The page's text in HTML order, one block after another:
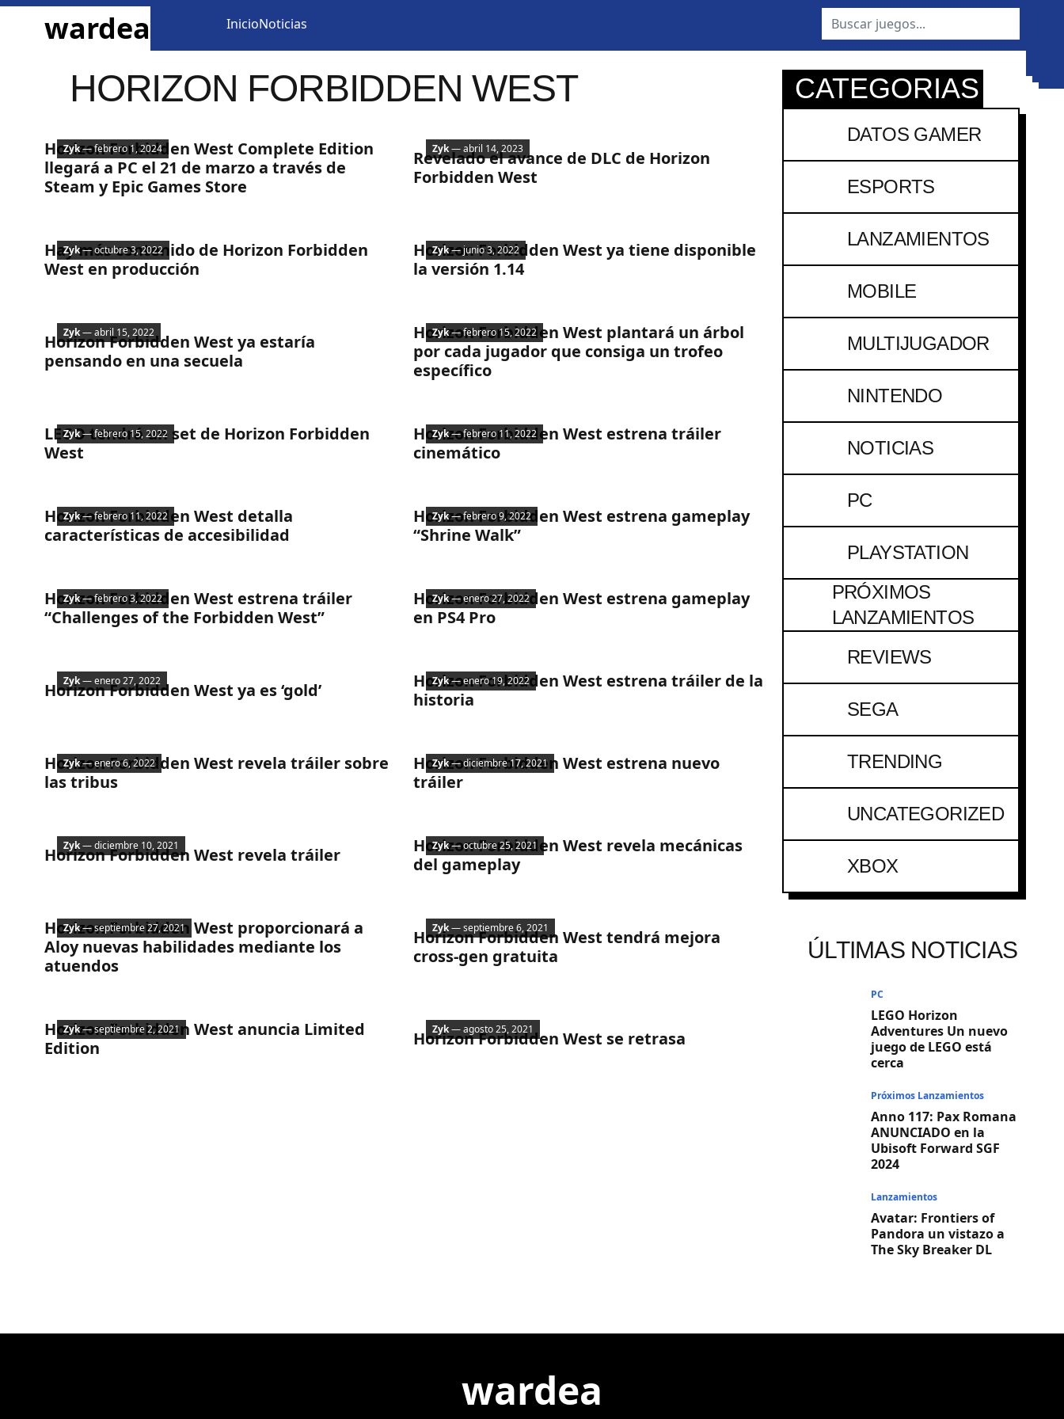
ir al contenidowardea
dark
InicioNoticias
HORIZON FORBIDDEN WEST
Horizon Forbidden West Complete Edition
llegará a PC el 21 de marzo a través de
Steam y Epic Games Store
PC
Zyk— febrero 1, 2024
Revelado el avance de DLC de Horizon
Forbidden West
Zyk— abril 14, 2023
Hay más contenido de Horizon Forbidden
West en producción
Zyk— octubre 3, 2022
Horizon Forbidden West ya tiene disponible
la versión 1.14
Zyk— junio 3, 2022
Horizon Forbidden West ya estaría
pensando en una secuela
Zyk— abril 15, 2022
Horizon Forbidden West plantará un árbol
por cada jugador que consiga un trofeo
específico
Zyk— febrero 15, 2022
LEGO tendrá un set de Horizon Forbidden
West
Zyk— febrero 15, 2022
Horizon Forbidden West estrena tráiler
cinemático
Zyk— febrero 11, 2022
Horizon Forbidden West detalla
características de accesibilidad
Zyk— febrero 11, 2022
Horizon Forbidden West estrena gameplay
“Shrine Walk”
Zyk— febrero 9, 2022
Horizon Forbidden West estrena tráiler
“Challenges of the Forbidden West”
Zyk— febrero 3, 2022
Horizon Forbidden West estrena gameplay
en PS4 Pro
Zyk— enero 27, 2022
Horizon Forbidden West ya es ‘gold’
Zyk— enero 27, 2022
Horizon Forbidden West estrena tráiler de la
historia
Zyk— enero 19, 2022
Horizon Forbidden West revela tráiler sobre
las tribus
Zyk— enero 6, 2022
Horizon Forbidden West estrena nuevo
tráiler
Zyk— diciembre 17, 2021
Horizon Forbidden West revela tráiler
Zyk— diciembre 10, 2021
Horizon Forbidden West revela mecánicas
del gameplay
Zyk— octubre 25, 2021
Horizon Forbidden West proporcionará a
Aloy nuevas habilidades mediante los
atuendos
Zyk— septiembre 27, 2021
Horizon Forbidden West tendrá mejora
cross-gen gratuita
Zyk— septiembre 6, 2021
Horizon Forbidden West anuncia Limited
Edition
Zyk— septiembre 2, 2021 Horizon Forbidden West se retrasa
Zyk— agosto 25, 2021
CATEGORIAS
DATOS GAMER
ESPORTS
LANZAMIENTOS
MOBILE
MULTIJUGADOR
NINTENDO
NOTICIAS
PC
PLAYSTATION
PRÓXIMOS
LANZAMIENTOS
REVIEWS
SEGA
TRENDING
UNCATEGORIZED
XBOX
ÚLTIMAS NOTICIAS
PC
LEGO Horizon
Adventures Un nuevo
juego de LEGO está
cerca
Próximos Lanzamientos
Anno 117: Pax Romana
ANUNCIADO en la
Ubisoft Forward SGF
2024
Lanzamientos
Avatar: Frontiers of
Pandora un vistazo a
The Sky Breaker DL
wardea